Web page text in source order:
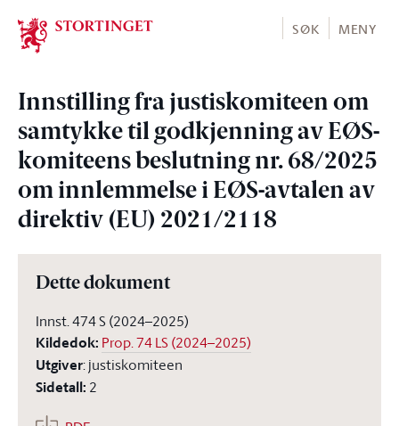
Stortinget.no
SØK MENY
Innstilling fra justiskomiteen om
samtykke til godkjenning av EØS-
komiteens beslutning nr. 68/2025
om innlemmelse i EØS-avtalen av
direktiv (EU) 2021/2118
Dette dokument
Innst. 474 S (2024–2025)
Kildedok: Prop. 74 LS (2024–2025)
Utgiver:justiskomiteen
Sidetall: 2